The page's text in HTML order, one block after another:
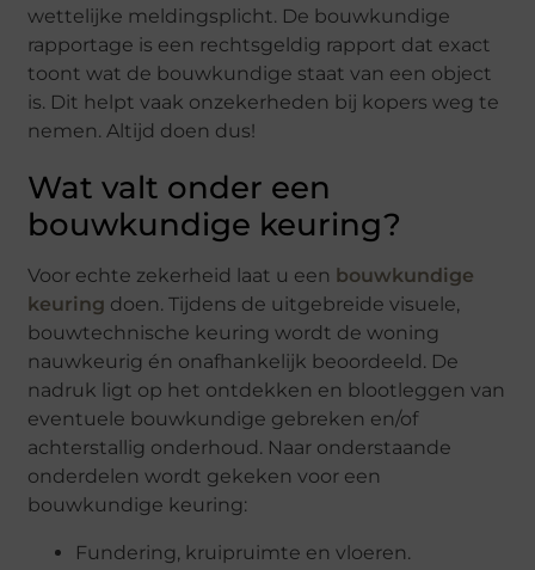
wettelijke meldingsplicht. De bouwkundige
rapportage is een rechtsgeldig rapport dat exact
toont wat de bouwkundige staat van een object
is. Dit helpt vaak onzekerheden bij kopers weg te
nemen. Altijd doen dus!
Wat valt onder een
bouwkundige keuring?
Voor echte zekerheid laat u een bouwkundige
keuring doen. Tijdens de uitgebreide visuele,
bouwtechnische keuring wordt de woning
nauwkeurig én onafhankelijk beoordeeld. De
nadruk ligt op het ontdekken en blootleggen van
eventuele bouwkundige gebreken en/of
achterstallig onderhoud. Naar onderstaande
onderdelen wordt gekeken voor een
bouwkundige keuring:
Fundering, kruipruimte en vloeren.